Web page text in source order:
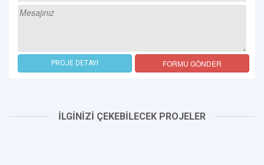
PROJE DETAYI FORMU GÖNDER
İLGİNİZİ ÇEKEBİLECEK PROJELER